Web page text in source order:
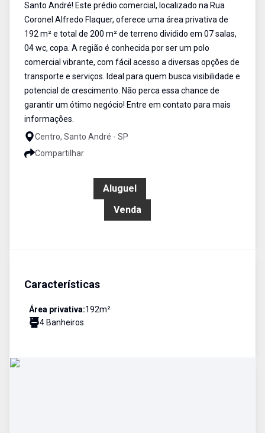
Santo André! Este prédio comercial, localizado na Rua
Coronel Alfredo Flaquer, oferece uma área privativa de
192 m² e total de 200 m² de terreno dividido em 07 salas,
04 wc, copa. A região é conhecida por ser um polo
comercial vibrante, com fácil acesso a diversas opções de
transporte e serviços. Ideal para quem busca visibilidade e
potencial de crescimento. Não perca essa chance de
garantir um ótimo negócio! Entre em contato para mais
informações.
Centro, Santo André - SP
Compartilhar
Aluguel
Venda
Características
Área privativa:192m²
4 Banheiros